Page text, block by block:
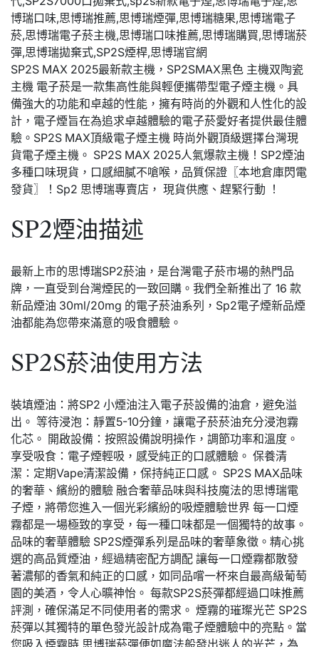
SP2S MAX 2025最新款主機，SP2SMAX黑色 主機双陶瓷
主機 電子菸是一款集高性能與輕便攜帶型電子煙主機。具
備強大的功能和卓越的性能，擁有時尚的外觀和人性化的設
計，電子煙旨在為追求卓越體驗的電子菸愛好者提供最佳體
驗。SP2S MAX頂級電子煙主機 時尚外觀頂級選擇台灣現
貨電子煙主機。 SP2S MAX 2025人氣爆款主機！SP2煙油
多種口味現貨，口感細膩不嗆喉，品質保證〖本地倉庫閃電
發貨〗！Sp2 思博瑞專賣店， 現貨供應、趕緊行動 ！
SP2煙油描述
最新上市的思博瑞SP2菸油，是台灣電子菸市場的熱門品
牌，一直受到台灣煙民的一致回購。我們全新推出了 16 款
新品煙油 30ml/20mg 的電子菸油系列，Sp2電子煙新品煙
油都能為您帶來滿意的吸食體驗。
SP2S菸油使用方法
裝填煙油：將SP2 小煙油注入電子菸設備的油倉，避免溢
出。 等待浸泡：靜置5-10分鐘，讓電子菸菸油充分浸泡霧
化芯。 開啟設備：按照設備說明操作，調節功率和溫度。
享受吸食：電子煙輕吸，感受純正的口感體驗。 保養清
潔：定期Vape清潔設備，保持純正口感。 SP2S MAX品味
的奢華、繽紛的體驗 融合奢華品味與科技魔法的思博瑞電
子煙，將帶您進入一個光彩繽紛的吸煙體驗世界 每一口煙
霧都是一場極致的享受，每一種口味都是一個獨特的故事。
品味的奢華體驗 SP2S煙彈系列是品味的奢華象徵。精心挑
選的高品質煙油，經過精密配方調配 讓每一口煙霧都散發
著濃郁的香氣和純正的口感，如同品嚐一杯來自最高級葡萄
園的美酒，令人心曠神怡。 每款SP2S菸彈都經過口味推薦
評測，確保滿足不同使用者的需求。 煙霧的璀璨光芒 SP2S
菸彈以其獨特的單色發光設計成為電子煙體驗中的亮點。當
您吸入煙霧時 思博瑞菸彈便如魔法般發出迷人的光芒，為